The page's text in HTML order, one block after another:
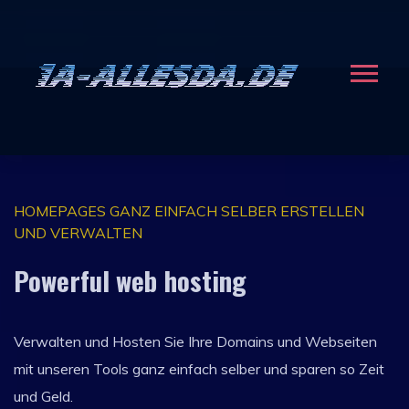
HOMEPAGES GANZ EINFACH SELBER ERSTELLEN
UND VERWALTEN
Powerful web hosting
Verwalten und Hosten Sie Ihre Domains und Webseiten
mit unseren Tools ganz einfach selber und sparen so Zeit
und Geld.
Hosting digital technology web
solution!
Automated Control Panel with Up to 50% Off Hosting
Starting from $2.50/Month.
Hosting digital technology web
solution!
Automated Control Panel with Up to 50% Off Hosting
Starting from $2.50/Month.